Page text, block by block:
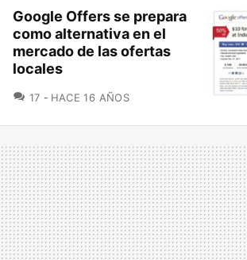
Google Offers se prepara
como alternativa en el
mercado de las ofertas
locales
17 COMENTARIOS
HACE 16 AÑOS